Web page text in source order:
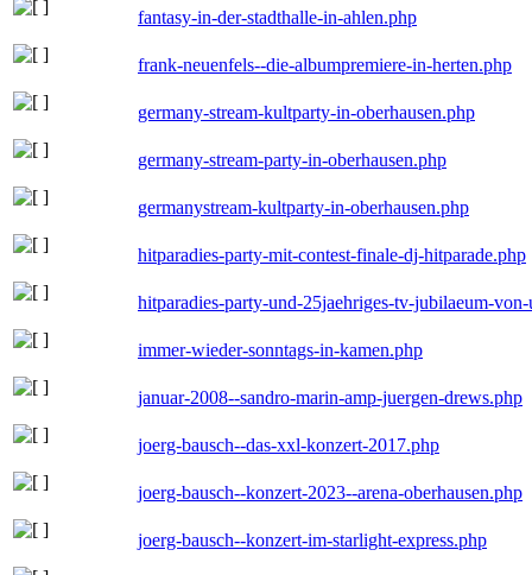
fantasy-in-der-stadthalle-in-ahlen.php
frank-neuenfels--die-albumpremiere-in-herten.php
germany-stream-kultparty-in-oberhausen.php
germany-stream-party-in-oberhausen.php
germanystream-kultparty-in-oberhausen.php
hitparadies-party-mit-contest-finale-dj-hitparade.php
hitparadies-party-und-25jaehriges-tv-jubilaeum-
immer-wieder-sonntags-in-kamen.php
januar-2008--sandro-marin-amp-juergen-drews.php
joerg-bausch--das-xxl-konzert-2017.php
joerg-bausch--konzert-2023--arena-oberhausen.php
joerg-bausch--konzert-im-starlight-express.php